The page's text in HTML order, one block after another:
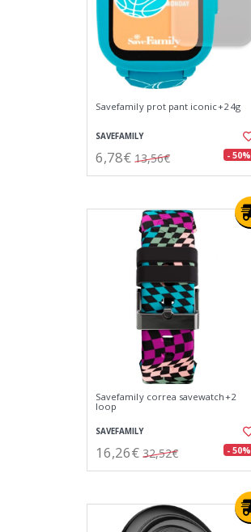
Savefamily prot pant iconic+2 4g
SAVEFAMILY
6,78€ 13,56€ - 50%
Savefamily correa savewatch+2
loop
SAVEFAMILY
16,26€ 32,52€ - 50%